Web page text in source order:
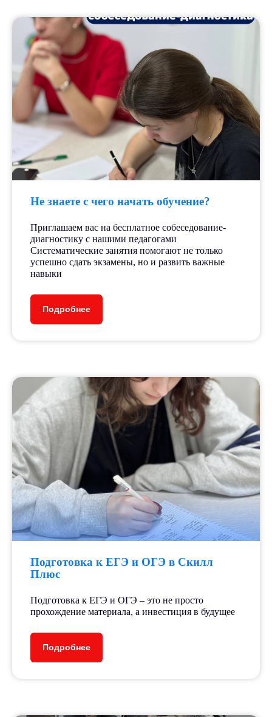
Не знаете с чего начать обучение?
Приглашаем вас на бесплатное собеседование-
диагностику с нашими педагогами
Систематические занятия помогают не только
успешно сдать экзамены, но и развить важные
навыки
Подробнее
Подготовка к ЕГЭ и ОГЭ в Скилл
Плюс
Подготовка к ЕГЭ и ОГЭ – это не просто
прохождение материала, а инвестиция в будущее
Подробнее